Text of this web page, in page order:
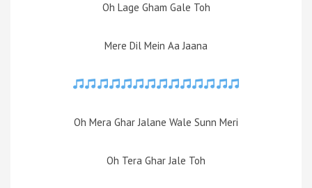
Oh Lage Gham Gale Toh
Mere Dil Mein Aa Jaana
Oh Mera Ghar Jalane Wale Sunn Meri
Oh Tera Ghar Jale Toh